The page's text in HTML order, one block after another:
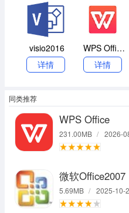
的小软件并驾齐驱。另外，
系统以及企业用的协同办公软
再局限于传统的打打字、做做
了一个日常办公中常见的一
工具也请推荐给我们噢。
visio2016
详情
WPS Office 2020
详情
同类推荐
WPS Office
231.00MB / 2026-
微软Office2007
5.69MB / 2025-10-